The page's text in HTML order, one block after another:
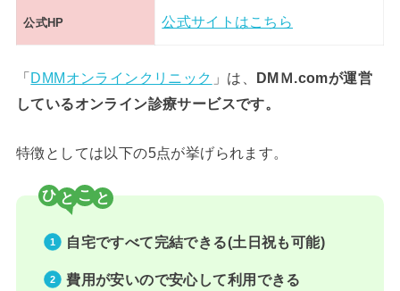
公式HP 公式サイトはこちら
「DMMオンラインクリニック 」は、 DMＭ.comが運営
しているオンライン診療サービスです。
特徴としては以下の5点が挙げられます。
ひ こ
自宅ですべて完結できる(土日祝も可能)
費用が安いので安心して利用できる